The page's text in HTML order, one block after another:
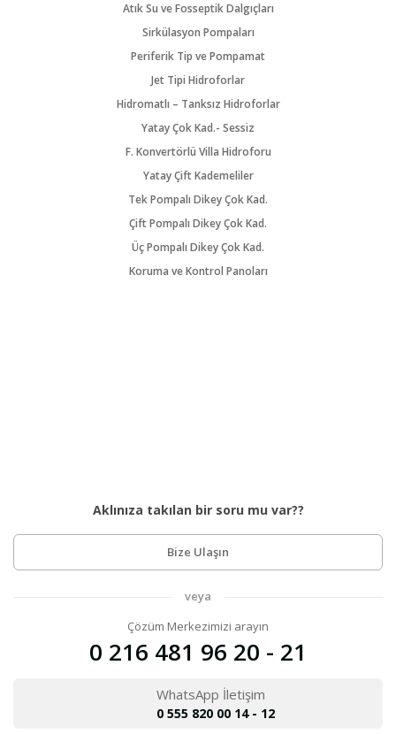
Atık Su ve Fosseptik Dalgıçları
Sirkülasyon Pompaları
Periferik Tip ve Pompamat
Jet Tipi Hidroforlar
Hidromatlı – Tanksız Hidroforlar
Yatay Çok Kad.- Sessiz
F. Konvertörlü Villa Hidroforu
Yatay Çift Kademeliler
Tek Pompalı Dikey Çok Kad.
Çift Pompalı Dikey Çok Kad.
Üç Pompalı Dikey Çok Kad.
Koruma ve Kontrol Panoları
Aklınıza takılan bir soru mu var??
Bize Ulaşın
veya
Çözüm Merkezimizi arayın
0 216 481 96 20 - 21
WhatsApp İletişim
0 555 820 00 14 - 12